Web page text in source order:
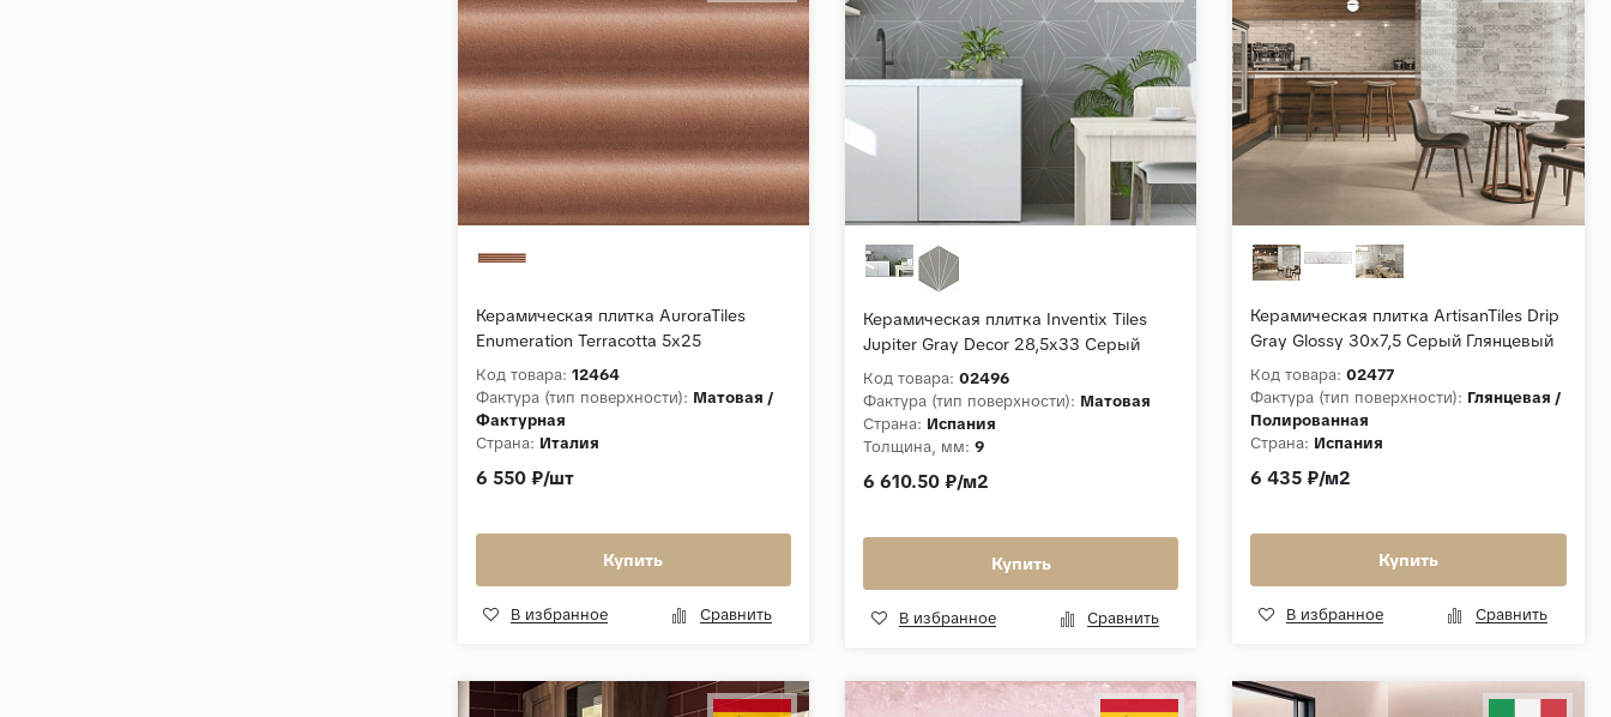
Керамическая плитка AuroraTiles
Enumeration Terracotta 5x25
Терракотовый Матовый
Код товара: 12464
Фактура (тип поверхности): Матовая /
Фактурная
Страна: Италия
Коллекция: Enumeration
6 550 ₽/шт
Купить
В избранное Сравнить
Керамическая плитка Inventix Tiles
Jupiter Gray Decor 28,5x33 Серый
Матовый
Код товара: 02496
Фактура (тип поверхности): Матовая
Страна: Испания
Толщина, мм: 9
6 610.50 ₽/м2
Купить
В избранное Сравнить
Керамическая плитка ArtisanTiles Drip
Gray Glossy 30x7,5 Серый Глянцевый
Код товара: 02477
Фактура (тип поверхности): Глянцевая /
Полированная
Страна: Испания
Коллекция: Drip
6 435 ₽/м2
Купить
В избранное Сравнить